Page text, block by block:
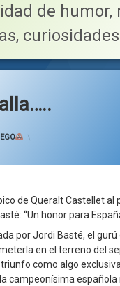
de humor,
de Queralt Castellet al
“Un honor para
por Jordi Basté, el gurú
en el terreno del
como algo
campeonísima española